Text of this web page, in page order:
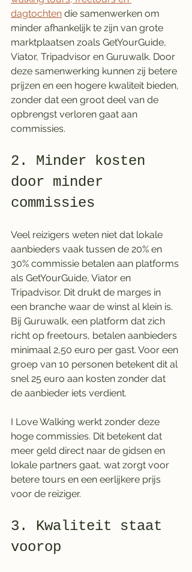
dagtochten die samenwerken om
minder afhankelijk te zijn van grote
marktplaatsen zoals GetYourGuide,
Viator, Tripadvisor en Guruwalk. Door
deze samenwerking kunnen zij betere
prijzen en een hogere kwaliteit bieden,
zonder dat een groot deel van de
opbrengst verloren gaat aan
commissies.
2. Minder kosten
door minder
commissies
Veel reizigers weten niet dat lokale
aanbieders vaak tussen de 20% en
30% commissie betalen aan platforms
als GetYourGuide, Viator en
Tripadvisor. Dit drukt de marges in
een branche waar de winst al klein is.
Bij Guruwalk, een platform dat zich
richt op freetours, betalen aanbieders
minimaal 2,50 euro per gast. Voor een
groep van 10 personen betekent dit al
snel 25 euro aan kosten zonder dat
de aanbieder iets verdient.
I Love Walking werkt zonder deze
hoge commissies. Dit betekent dat
meer geld direct naar de gidsen en
lokale partners gaat, wat zorgt voor
betere tours en een eerlijkere prijs
voor de reiziger.
3. Kwaliteit staat
voorop